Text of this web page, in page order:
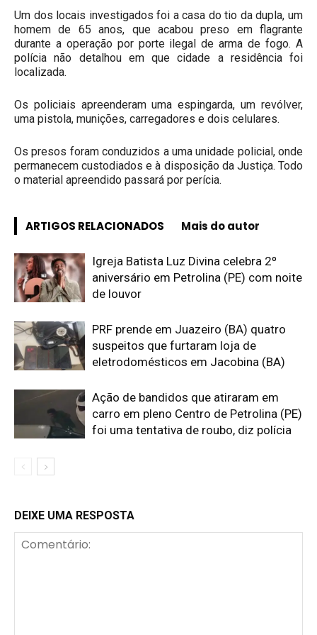
Um dos locais investigados foi a casa do tio da dupla, um
homem de 65 anos, que acabou preso em flagrante
durante a operação por porte ilegal de arma de fogo. A
polícia não detalhou em que cidade a residência foi
localizada.
Os policiais apreenderam uma espingarda, um revólver,
uma pistola, munições, carregadores e dois celulares.
Os presos foram conduzidos a uma unidade policial, onde
permanecem custodiados e à disposição da Justiça. Todo
o material apreendido passará por perícia.
ARTIGOS RELACIONADOS Mais do autor
Igreja Batista Luz Divina celebra 2º
aniversário em Petrolina (PE) com noite
de louvor
PRF prende em Juazeiro (BA) quatro
suspeitos que furtaram loja de
eletrodomésticos em Jacobina (BA)
Ação de bandidos que atiraram em
carro em pleno Centro de Petrolina (PE)
foi uma tentativa de roubo, diz polícia
DEIXE UMA RESPOSTA